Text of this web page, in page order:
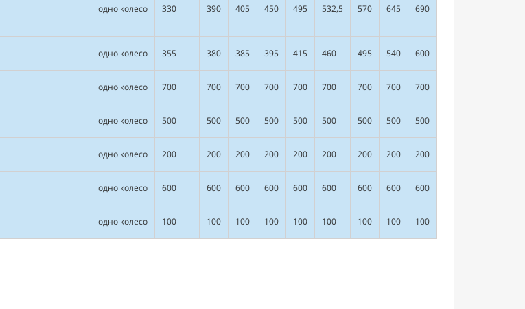
одно колесо 330 390 405 450 495 532,5 570 645 690
одно колесо 355 380 385 395 415 460 495 540 600
одно колесо 700 700 700 700 700 700 700 700 700
одно колесо 500 500 500 500 500 500 500 500 500
одно колесо 200 200 200 200 200 200 200 200 200
одно колесо 600 600 600 600 600 600 600 600 600
одно колесо 100 100 100 100 100 100 100 100 100